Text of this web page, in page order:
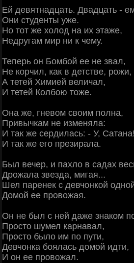
Ей девятнадцать. Двадцать -
Они студенты уже.
Но тот же холод на их этаже,
Недругам мир ни к чему.
Теперь он Бомбой ее не звал,
Не корчил, как в детстве, рожи,
А тетей Химией величал,
И тетей Колбою тоже.
Она же, гневом своим полна,
Привычкам не изменяла:
И так же сердилась: - У,
И так же его презирала.
Был вечер, и пахло в садах
Дрожала звезда, мигая...
Шел паренек с девчонкой
Домой ее провожая.
Он не был с ней даже знаком
Просто шумел карнавал,
Просто было им по пути,
Девчонка боялась домой идти,
И он ее провожал.